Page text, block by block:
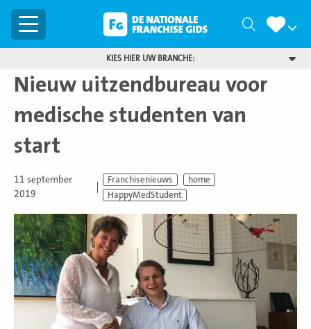
Menu Zoeken
KIES HIER UW BRANCHE:
Nieuw uitzendbureau voor
medische studenten van
start
11 september
2019
Franchisenieuws
home
HappyMedStudent